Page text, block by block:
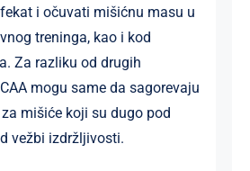
i očuvati mišićnu masu u
treninga, kao i kod
Za razliku od drugih
mogu same da sagorevaju
mišiće koji su dugo pod
vežbi izdržljivosti.